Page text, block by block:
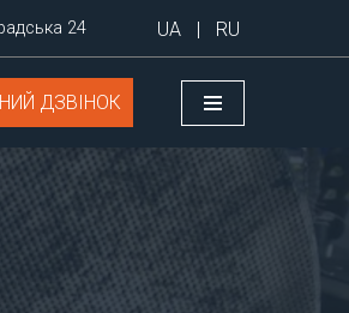
24 UA | RU
ДЗВІНОК